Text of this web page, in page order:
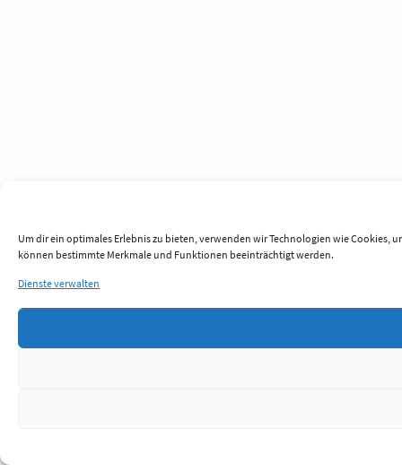
Um dir ein optimales Erlebnis zu bieten, verwenden wir Technologien wie
können bestimmte Merkmale und Funktionen beeinträchtigt werden.
Dienste verwalten